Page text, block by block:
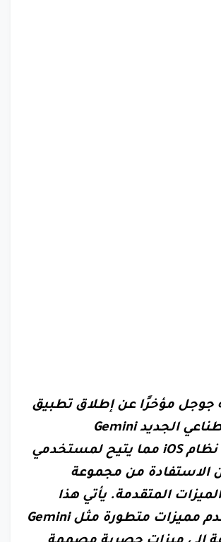
جوجل مؤخرًا عن إطلاق تطبيق
الذكاء الاصطناعي الجديد Gemini
لمستخدمي نظام iOS مما يتيح لمستخدمي
الاستفادة من مجموعة
المتقدمة. يأتي هذا
التطبيق ليقدم مميزات متطورة مثل Gemini